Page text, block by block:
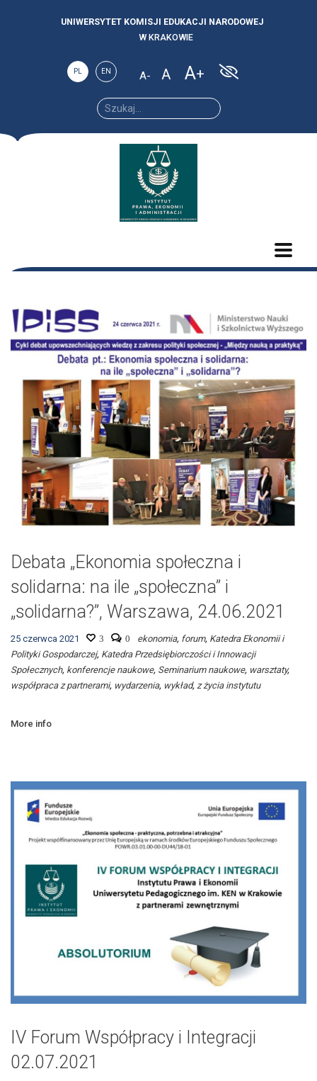
UNIWERSYTET KOMISJI EDUKACJI NARODOWEJ
W KRAKOWIE
PL EN
A
A
font
size.
A
font
size.
Debata „Ekonomia społeczna i
solidarna: na ile „społeczna” i
„solidarna?”, Warszawa, 24.06.2021
25 czerwca 2021 3 0 ekonomia, forum, Katedra Ekonomii i
Polityki Gospodarczej, Katedra Przedsiębiorczości i Innowacji
Społecznych, konferencje naukowe, Seminarium naukowe, warsztaty,
współpraca z partnerami, wydarzenia, wykład, z życia instytutu
More info
IV Forum Współpracy i Integracji
02.07.2021